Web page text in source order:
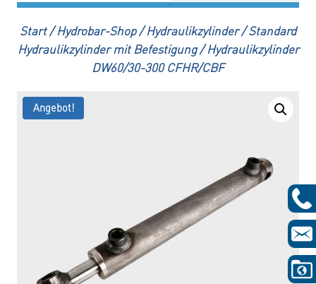
Start / Hydrobar-Shop / Hydraulikzylinder / Standard
Hydraulikzylinder mit Befestigung /Hydraulikzylinder
DW60/30-300 CFHR/CBF
Angebot!